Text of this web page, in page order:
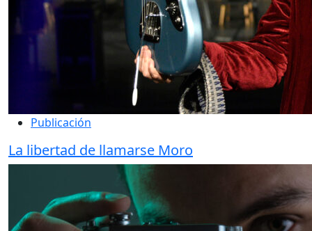
Publicación
La libertad de llamarse Moro